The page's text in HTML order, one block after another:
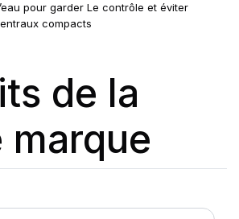
pour garder Le contrôle et éviter
compacts
de la
marque